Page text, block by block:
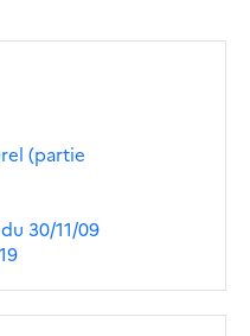
(partie
30/11/09